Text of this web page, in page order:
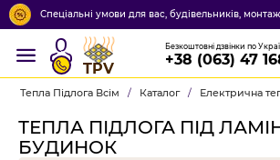
Спеціальні умови для вас, будівельників,
TPV
Безкоштовні дзвінки по
+38 (063) 47
Тепла Підлога Всім / Каталог / Електрична
ТЕПЛА ПІДЛОГА ПІД
БУДИНОК